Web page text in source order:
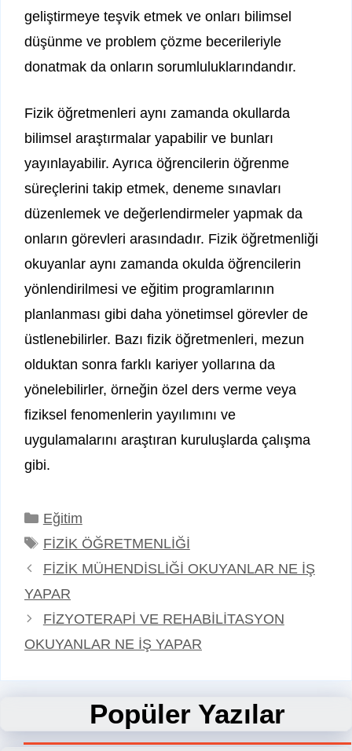
geliştirmeye teşvik etmek ve onları bilimsel
düşünme ve problem çözme becerileriyle
donatmak da onların sorumluluklarındandır.
Fizik öğretmenleri aynı zamanda okullarda
bilimsel araştırmalar yapabilir ve bunları
yayınlayabilir. Ayrıca öğrencilerin öğrenme
süreçlerini takip etmek, deneme sınavları
düzenlemek ve değerlendirmeler yapmak da
onların görevleri arasındadır. Fizik öğretmenliği
okuyanlar aynı zamanda okulda öğrencilerin
yönlendirilmesi ve eğitim programlarının
planlanması gibi daha yönetimsel görevler de
üstlenebilirler. Bazı fizik öğretmenleri, mezun
olduktan sonra farklı kariyer yollarına da
yönelebilirler, örneğin özel ders verme veya
fiziksel fenomenlerin yayılımını ve
uygulamalarını araştıran kuruluşlarda çalışma
gibi.
Kategoriler
Eğitim
Etiketler
FİZİK ÖĞRETMENLİĞİ
FİZİK MÜHENDİSLİĞİ OKUYANLAR NE İŞ
YAPAR
FİZYOTERAPİ VE REHABİLİTASYON
OKUYANLAR NE İŞ YAPAR
Popüler Yazılar